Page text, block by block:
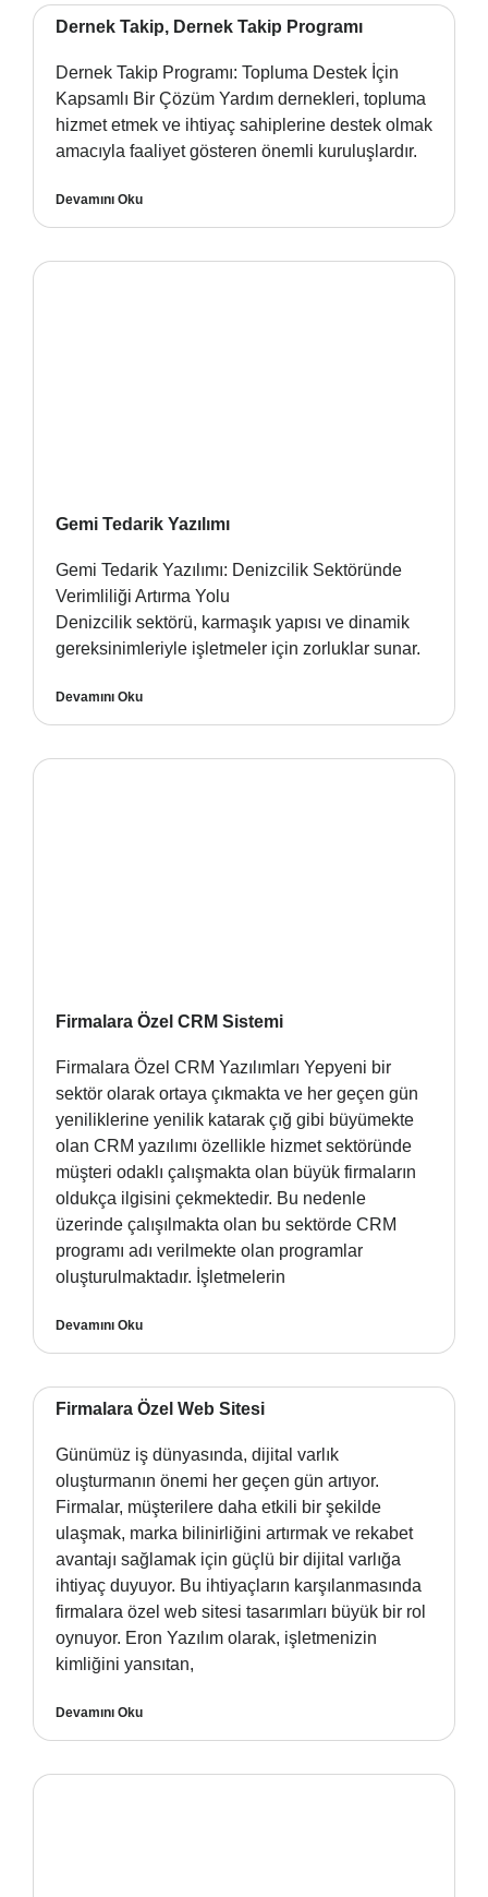
Dernek Takip, Dernek Takip Programı
Dernek Takip Programı: Topluma Destek İçin
Kapsamlı Bir Çözüm Yardım dernekleri, topluma
hizmet etmek ve ihtiyaç sahiplerine destek olmak
amacıyla faaliyet gösteren önemli kuruluşlardır.
Devamını Oku
Gemi Tedarik Yazılımı
Gemi Tedarik Yazılımı: Denizcilik Sektöründe
Verimliliği Artırma Yolu
Denizcilik sektörü, karmaşık yapısı ve dinamik
gereksinimleriyle işletmeler için zorluklar sunar.
Devamını Oku
Firmalara Özel CRM Sistemi
Firmalara Özel CRM Yazılımları Yepyeni bir
sektör olarak ortaya çıkmakta ve her geçen gün
yeniliklerine yenilik katarak çığ gibi büyümekte
olan CRM yazılımı özellikle hizmet sektöründe
müşteri odaklı çalışmakta olan büyük firmaların
oldukça ilgisini çekmektedir. Bu nedenle
üzerinde çalışılmakta olan bu sektörde CRM
programı adı verilmekte olan programlar
oluşturulmaktadır. İşletmelerin
Devamını Oku
Firmalara Özel Web Sitesi
Günümüz iş dünyasında, dijital varlık
oluşturmanın önemi her geçen gün artıyor.
Firmalar, müşterilere daha etkili bir şekilde
ulaşmak, marka bilinirliğini artırmak ve rekabet
avantajı sağlamak için güçlü bir dijital varlığa
ihtiyaç duyuyor. Bu ihtiyaçların karşılanmasında
firmalara özel web sitesi tasarımları büyük bir rol
oynuyor. Eron Yazılım olarak, işletmenizin
kimliğini yansıtan,
Devamını Oku